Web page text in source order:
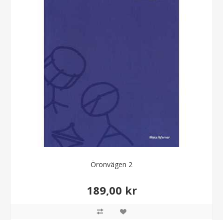
Öronvägen 2
189,00 kr